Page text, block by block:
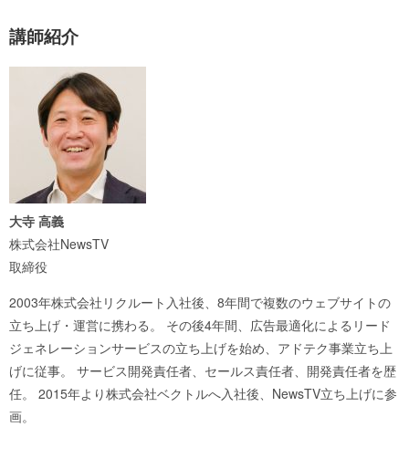
講師紹介
大寺 高義
株式会社NewsTV
取締役
2003年株式会社リクルート入社後、8年間で複数のウェブサイトの
立ち上げ・運営に携わる。 その後4年間、広告最適化によるリード
ジェネレーションサービスの立ち上げを始め、アドテク事業立ち上
げに従事。 サービス開発責任者、セールス責任者、開発責任者を歴
任。 2015年より株式会社ベクトルへ入社後、NewsTV立ち上げに参
画。